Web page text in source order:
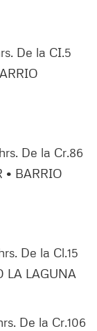
De la CI.5
De la Cr.86
• BARRIO
De la Cl.15
LA LAGUNA
De la Cr.106